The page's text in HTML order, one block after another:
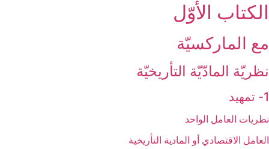
الكتاب الأوّل‏
مع الماركسيّة
نظريّة المادّيّة التأريخيّة
1- تمهيد
نظريات العامل الواحد
العامل الاقتصادي أو المادية التأريخية